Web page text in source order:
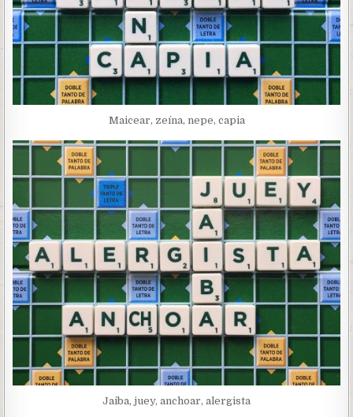
Maicear, zeína, nepe, capia
Jaiba, juey, anchoar, alergista